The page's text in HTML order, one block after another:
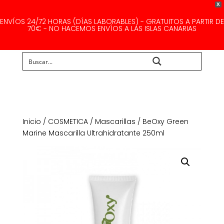
X
ENVÍOS 24/72 HORAS (DÍAS LABORABLES) - GRATUITOS A PARTIR DE
70€ - NO HACEMOS ENVÍOS A LAS ISLAS CANARIAS
Inicio / COSMETICA/ Mascarillas / BeOxy Green
Marine Mascarilla Ultrahidratante 250ml